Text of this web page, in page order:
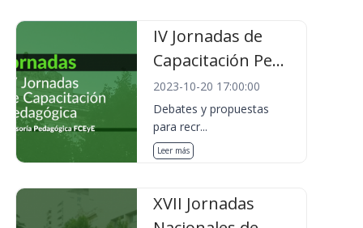
IV Jornadas de
Capacitación Pe...
2023-10-20 17:00:00
Debates y propuestas
para recr...
Leer más
XVII Jornadas